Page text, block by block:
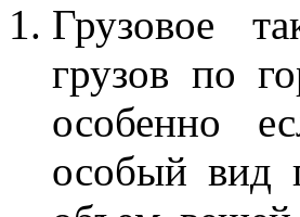
Грузовое
грузов по
особенно
особый вид